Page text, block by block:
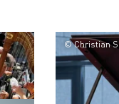
© Christian